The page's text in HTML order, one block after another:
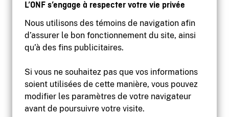
L’ONF s’engage à respecter votre vie privée
Nous utilisons des témoins de navigation afin
d’assurer le bon fonctionnement du site, ainsi
qu’à des fins publicitaires.
Si vous ne souhaitez pas que vos informations
soient utilisées de cette manière, vous pouvez
modifier les paramètres de votre navigateur
avant de poursuivre votre visite.
Accessibilité
Site institutionnel